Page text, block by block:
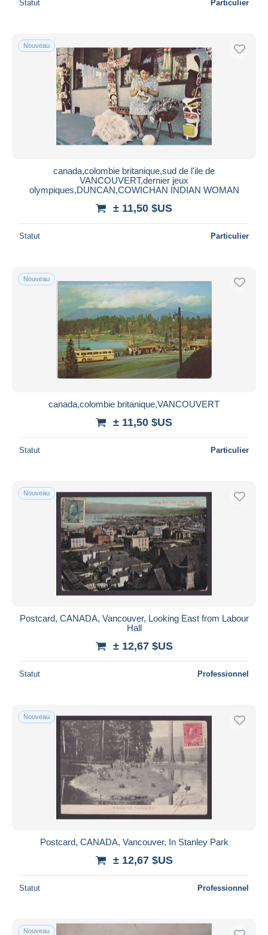
Statut Particulier
Nouveau
canada,colombie britanique,sud de l'ile de
VANCOUVERT,dernier jeux
olympiques,DUNCAN,COWICHAN INDIAN WOMAN
± 11,50 $US
Statut Particulier
Nouveau
canada,colombie britanique,VANCOUVERT
± 11,50 $US
Statut Particulier
Nouveau
Postcard, CANADA, Vancouver, Looking East from Labour
Hall
± 12,67 $US
Statut Professionnel
Nouveau
Postcard, CANADA, Vancouver, In Stanley Park
± 12,67 $US
Statut Professionnel
Nouveau